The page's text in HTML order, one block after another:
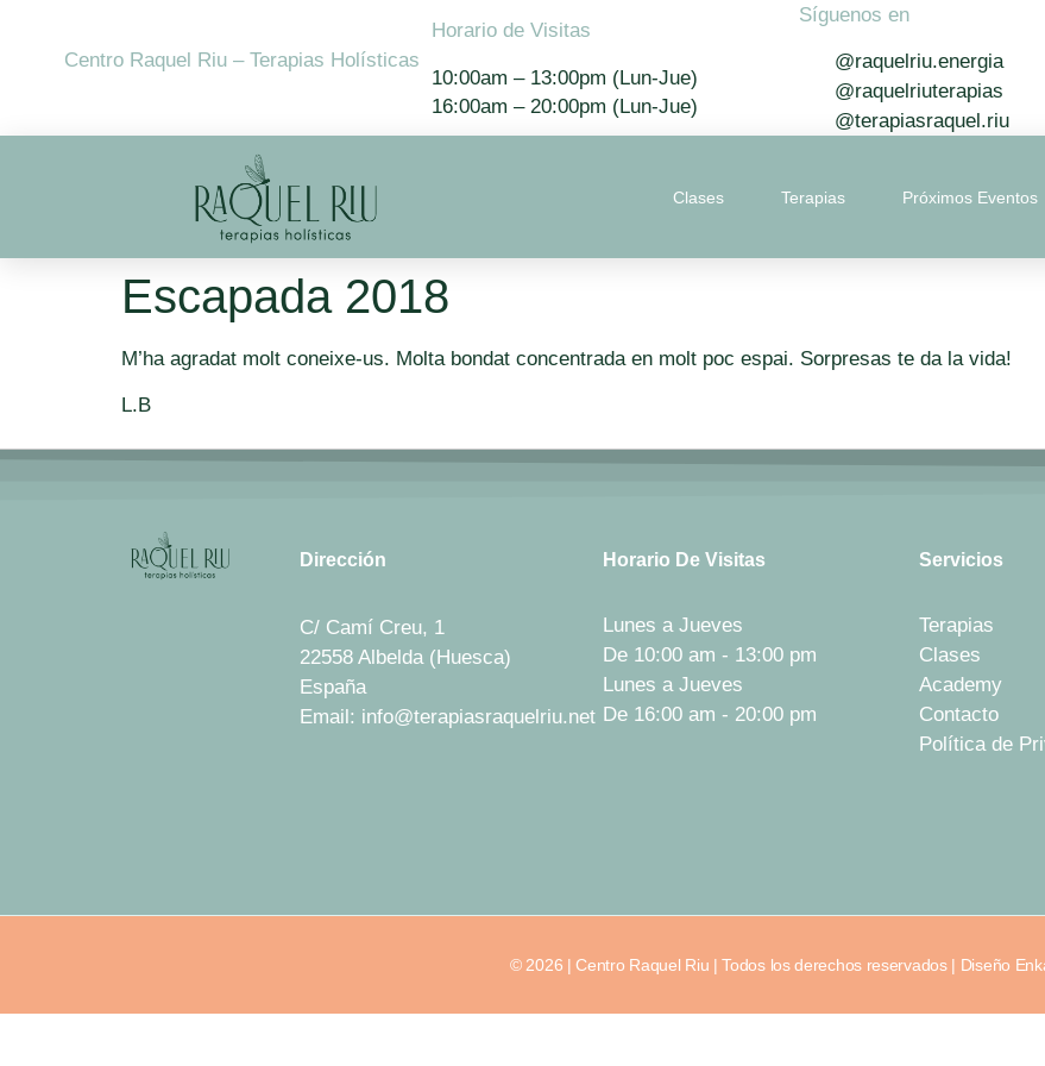
Centro Raquel Riu – Terapias Holísticas
Horario de Visitas
10:00am – 13:00pm (Lun-Jue)
16:00am – 20:00pm (Lun-Jue)
Síguenos en
@raquelriu.energia
@raquelriuterapias
@terapiasraquel.riu
Clases Terapias Próximos Eventos
Escapada 2018
M’ha agradat molt coneixe-us. Molta bondat concentrada en molt poc espai. Sorpresas te da la vida!
L.B
Dirección
C/ Camí Creu, 1
22558 Albelda (Huesca)
España
Email: info@terapiasraquelriu.net
Horario De Visitas
Lunes a Jueves
De 10:00 am - 13:00 pm
Lunes a Jueves
De 16:00 am - 20:00 pm
Servicios
Terapias
Clases
Academy
Contacto
Política de
© 2026 | Centro Raquel Riu | Todos los derechos reservados | Diseño